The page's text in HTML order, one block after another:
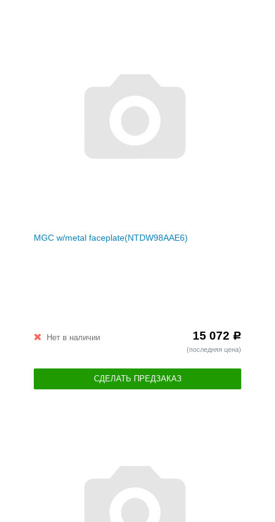
MGC w/metal faceplate(NTDW98AAE6)
Нет в наличии 15 072 Р
(последняя цена)
СДЕЛАТЬ ПРЕДЗАКАЗ